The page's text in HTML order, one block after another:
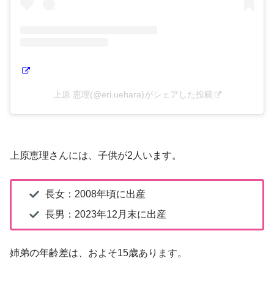
上原 恵理(@eri.uehara)がシェアした投稿
上原恵理さんには、子供が2人います。
長女：2008年頃に出産
長男：2023年12月末に出産
姉弟の年齢差は、およそ15歳あります。